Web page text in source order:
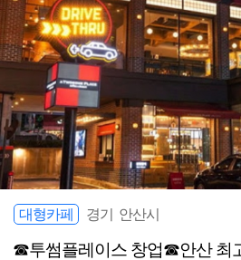
대형카페 경기 안산시
☎투썸플레이스 창업☎안산 최